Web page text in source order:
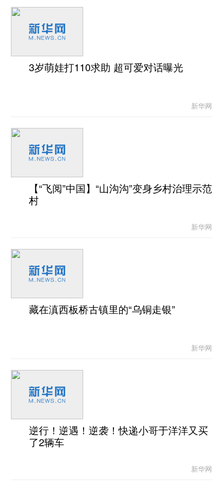
3岁萌娃打110求助 超可爱对话曝光
新华网
【“飞阅”中国】“山沟沟”变身乡村治理示范
村
新华网
藏在滇西板桥古镇里的“乌铜走银”
新华网
逆行！逆遇！逆袭！快递小哥于洋洋又买
了2辆车
新华网